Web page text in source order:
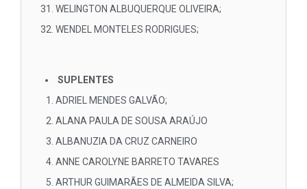
WELINGTON ALBUQUERQUE OLIVEIRA;
WENDEL MONTELES RODRIGUES;
SUPLENTES
ADRIEL MENDES GALVÃO;
ALANA PAULA DE SOUSA ARAÚJO
ALBANUZIA DA CRUZ CARNEIRO
ANNE CAROLYNE BARRETO TAVARES
ARTHUR GUIMARÃES DE ALMEIDA SILVA;